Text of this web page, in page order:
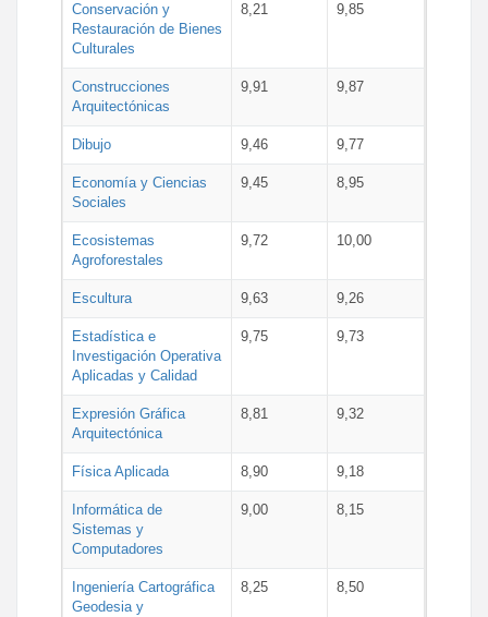
Conservación y
Restauración de Bienes
Culturales
8,21 9,85
Construcciones
Arquitectónicas
9,91 9,87
Dibujo 9,46 9,77
Economía y Ciencias
Sociales
9,45 8,95
Ecosistemas
Agroforestales
9,72 10,00
Escultura 9,63 9,26
Estadística e
Investigación Operativa
Aplicadas y Calidad
9,75 9,73
Expresión Gráfica
Arquitectónica
8,81 9,32
Física Aplicada 8,90 9,18
Informática de
Sistemas y
Computadores
9,00 8,15
Ingeniería Cartográfica
Geodesia y
8,25 8,50